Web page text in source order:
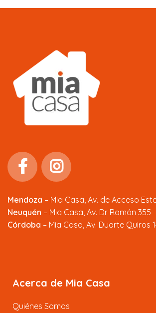
Mendoza – Mia Casa, Av. de Acceso
Neuquén – Mia Casa, Av. Dr Ramón 355
Córdoba – Mia Casa, Av. Duarte Quiros
Acerca de Mia Casa
Quiénes Somos